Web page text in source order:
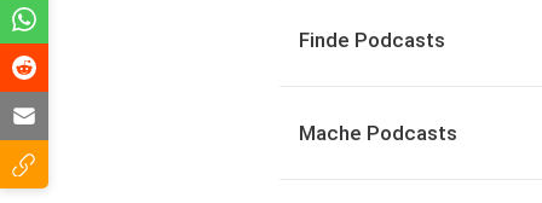
Finde Podcasts
Mache Podcasts